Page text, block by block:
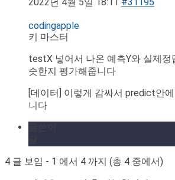
codingapple
키 마스터
testX 넣어서 나온 예측Y와 실제
슷한지 평가해줍니다
[데이터] 이렇게 감싸서 predict안
니다
4 글 보임 - 1 에서 4 까지 (총 4 중에서)